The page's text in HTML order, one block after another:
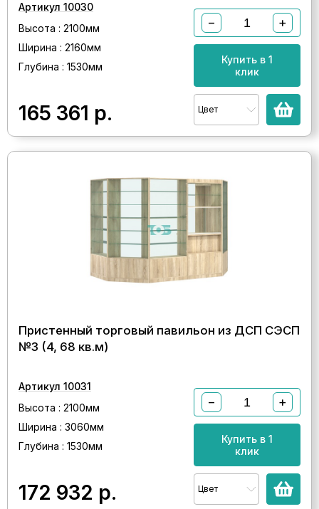
Артикул 10030
Высота : 2100мм
Ширина : 2160мм
Глубина : 1530мм
165 361 р.
− +
Купить в 1
клик
Цвет
Пристенный торговый павильон из ДСП СЭСП
№3 (4, 68 кв.м)
Артикул 10031
Высота : 2100мм
Ширина : 3060мм
Глубина : 1530мм
172 932 р.
− +
Купить в 1
клик
Цвет